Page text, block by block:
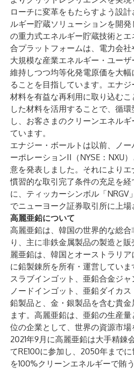
ローチに変革をもたらすよう設
ルギー貯蔵ソリューションを開
の重力式エネルギー貯蔵技術と
合プラットフォームは、電力会社
大規模な産業エネルギー・ユー
維持しつつ均等化発電原価を大
ることを目指しています。エナ
材料を有益な再利用に取り込む
した材料を活用することで、循
し、お客さまのクリーンエネル
ています。
エナジー・ボールトは以前、ノ
ーポレーションII（NYSE：NXU
意を発表しました。それによりエ
慣習的な取引完了条件の充足を経
に、ティッカーシンボル「NRGV
でニューヨーク証券取引所に上場
高麗亜鉛について
高麗亜鉛は、韓国の世界的な総
り、主に非鉄金属製品の製造と
麗亜鉛は、韓国とオーストラリ
に鉛製錬所を所有・運営してい
スラブインゴット、亜鉛合金ジ
ノードインゴット、亜鉛ダイカ
鉛製品と、金・銀製品を含む貴
ます。高麗亜鉛は、亜鉛の生産量
位の企業として、世界の資源市場
2021年9月に高麗亜鉛は大手精錬
てRE100に参加し、2050年まで
を100%クリーンエネルギーで賄